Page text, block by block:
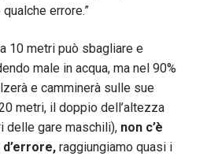
errore.”
10 metri può sbagliare e
male in acqua, ma nel 90%
e camminerà sulle sue
metri, il doppio dell’altezza
delle gare maschili), non c’è
raggiungiamo quasi i